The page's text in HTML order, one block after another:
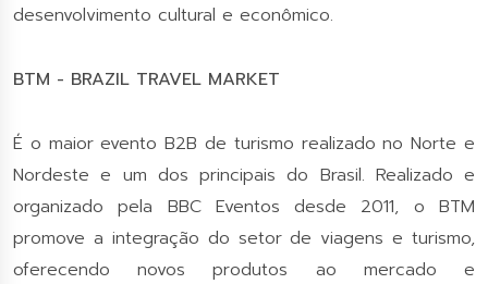
desenvolvimento cultural e econômico.
BTM - BRAZIL TRAVEL MARKET
É o maior evento B2B de turismo realizado no Norte e
Nordeste e um dos principais do Brasil. Realizado e
organizado pela BBC Eventos desde 2011, o BTM
promove a integração do setor de viagens e turismo,
oferecendo novos produtos ao mercado e